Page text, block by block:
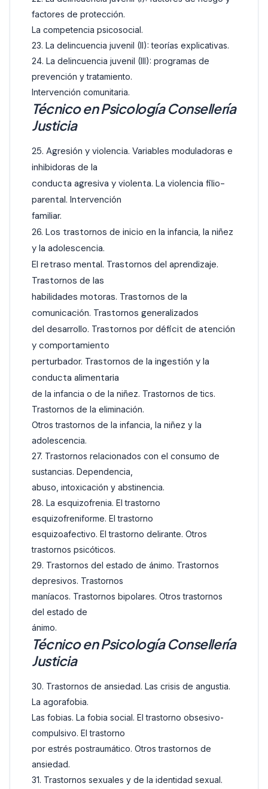
factores de protección.
La competencia psicosocial.
23. La delincuencia juvenil (II): teorías explicativas.
24. La delincuencia juvenil (III): programas de
prevención y tratamiento.
Intervención comunitaria.
Técnico en Psicología Consellería
Justicia
25. Agresión y violencia. Variables moduladoras e
inhibidoras de la
conducta agresiva y violenta. La violencia filio-
parental. Intervención
familiar.
26. Los trastornos de inicio en la infancia, la niñez
y la adolescencia.
El retraso mental. Trastornos del aprendizaje.
Trastornos de las
habilidades motoras. Trastornos de la
comunicación. Trastornos generalizados
del desarrollo. Trastornos por déficit de atención
y comportamiento
perturbador. Trastornos de la ingestión y la
conducta alimentaria
de la infancia o de la niñez. Trastornos de tics.
Trastornos de la eliminación.
Otros trastornos de la infancia, la niñez y la
adolescencia.
27. Trastornos relacionados con el consumo de
sustancias. Dependencia,
abuso, intoxicación y abstinencia.
28. La esquizofrenia. El trastorno
esquizofreniforme. El trastorno
esquizoafectivo. El trastorno delirante. Otros
trastornos psicóticos.
29. Trastornos del estado de ánimo. Trastornos
depresivos. Trastornos
maníacos. Trastornos bipolares. Otros trastornos
del estado de
ánimo.
Técnico en Psicología Consellería
Justicia
30. Trastornos de ansiedad. Las crisis de angustia.
La agorafobia.
Las fobias. La fobia social. El trastorno obsesivo-
compulsivo. El trastorno
por estrés postraumático. Otros trastornos de
ansiedad.
31. Trastornos sexuales y de la identidad sexual.